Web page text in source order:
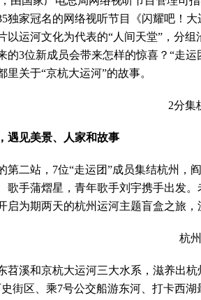
独家冠名的网络视听节目《闪耀吧！
运河文化为代表的“人间天堂”，分组
的3位新成员会带来怎样的惊喜？“走
里关于“京杭大运河”的故事。
遇见美景、人家和故事
二站，7位“走运团”成员集结杭州，
歌手蒲熠星，青年歌手刘宇携手出发
启为期两天的杭州运河主题盲盒之旅
溪和京杭大运河三大水系，滋养出杭
史街区、乘7号公交船游东河、打卡西